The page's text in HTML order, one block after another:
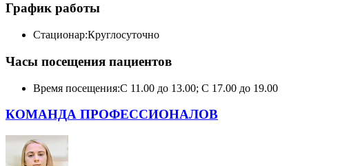
График работы
Стационар:Круглосуточно
Часы посещения пациентов
Время посещения:С 11.00 до 13.00; С 17.00 до 19.00
КОМАНДА ПРОФЕССИОНАЛОВ